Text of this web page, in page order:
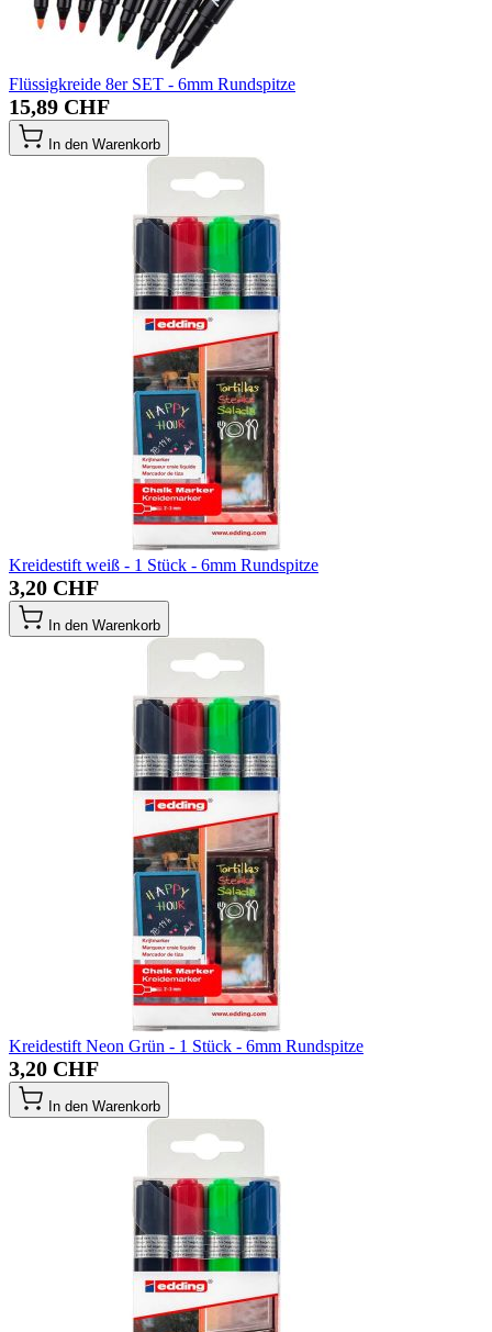
Flüssigkreide 8er SET - 6mm Rundspitze
15,89 CHF
In den Warenkorb
Kreidestift weiß - 1 Stück - 6mm Rundspitze
3,20 CHF
In den Warenkorb
Kreidestift Neon Grün - 1 Stück - 6mm Rundspitze
3,20 CHF
In den Warenkorb